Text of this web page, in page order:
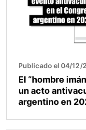
Publicado el 04/12/
El “hombre
un acto
argentino en